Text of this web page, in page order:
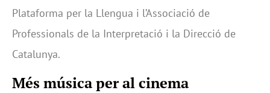
Plataforma per la Llengua i l’Associació de
Professionals de la Interpretació i la Direcció de
Catalunya.
Més música per al cinema